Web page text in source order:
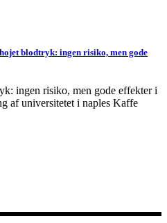
blodtryk: ingen risiko, men gode
ingen risiko, men gode effekter i
af universitetet i naples Kaffe